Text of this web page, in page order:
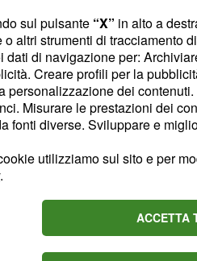
si è scusata con la
presto rimediato
potrebbe
tour di Gianna Nannini,
l'Europa, tornerà
didicembre 2017.
dell'amatissima
conosciuta come una
infatti, sono gli
Amici eUomini e
sul pulsante “X” in alto a
altri strumenti di tracciamento
dati di navigazione per:
Creare profili per la
personalizzazione dei
Misurare le prestazioni dei
fonti diverse. Sviluppare e
utilizziamo sul sito e per
.
ACCETTA